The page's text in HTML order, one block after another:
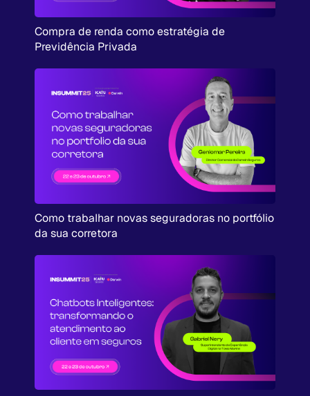
Compra de renda como estratégia de
Previdência Privada
Como trabalhar novas seguradoras no portfólio
da sua corretora